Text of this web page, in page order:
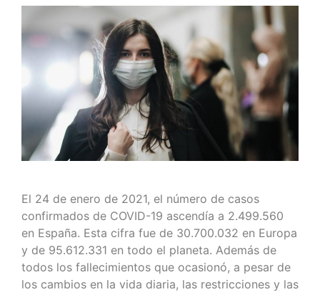
El 24 de enero de 2021, el número de casos
confirmados de COVID-19 ascendía a 2.499.560
en España. Esta cifra fue de 30.700.032 en Europa
y de 95.612.331 en todo el planeta. Además de
todos los fallecimientos que ocasionó, a pesar de
los cambios en la vida diaria, las restricciones y las